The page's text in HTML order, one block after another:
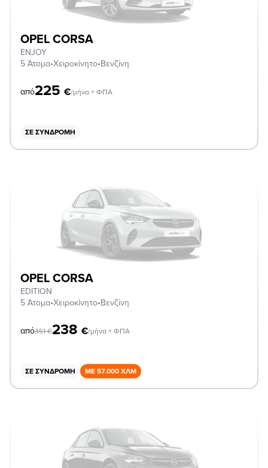
OPEL CORSA
ENJOY
5 Άτομα•Χειροκίνητο•Βενζίνη
από225 €/μήνα + ΦΠΑ
ΣΕ ΣΥΝΔΡΟΜΉ
OPEL CORSA
EDITION
5 Άτομα•Χειροκίνητο•Βενζίνη
από351€238 €/μήνα + ΦΠΑ
ΣΕ ΣΥΝΔΡΟΜΉ ΜΕ 57.000 ΧΛΜ